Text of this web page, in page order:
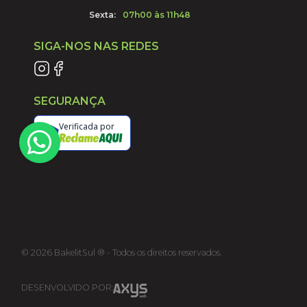
Sexta:
07h00 às 11h48
SIGA-NOS NAS REDES
SEGURANÇA
Verificada por
© 2026BakelitSul ® - Todos os direitos reservados.
DESENVOLVIDO POR: